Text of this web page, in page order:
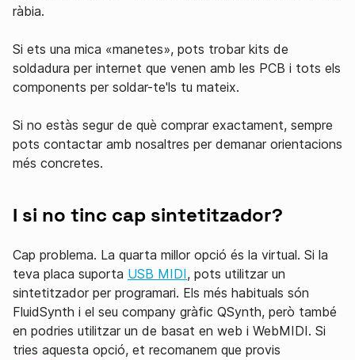
ràbia.
Si ets una mica «manetes», pots trobar kits de
soldadura per internet que venen amb les PCB i tots els
components per soldar-te'ls tu mateix.
Si no estàs segur de què comprar exactament, sempre
pots contactar amb nosaltres per demanar orientacions
més concretes.
I si no tinc cap sintetitzador?
Cap problema. La quarta millor opció és la virtual. Si la
teva placa suporta USB MIDI, pots utilitzar un
sintetitzador per programari. Els més habituals són
FluidSynth i el seu company gràfic QSynth, però també
en podries utilitzar un de basat en web i WebMIDI. Si
tries aquesta opció, et recomanem que provis